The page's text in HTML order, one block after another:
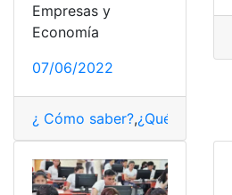
Empresas y
Economía
07/06/2022
¿ Cómo saber?,¿Qué es?